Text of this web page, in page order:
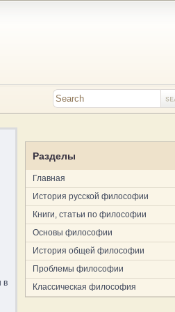
в
Разделы
Главная
История русской философии
Книги, статьи по философии
Основы философии
История общей философии
Проблемы философии
Классическая философия